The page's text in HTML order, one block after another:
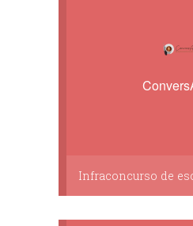
Infraconcurso de